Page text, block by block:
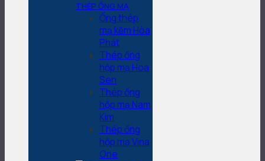
THÉP ỐNG MẠ
Ống thép
mạ kẽm Hòa
Phát
Thép ống
hộp mạ Hoa
Sen
Thép ống
hộp mạ Nam
Kim
Thép ống
hộp mạ Vina
One